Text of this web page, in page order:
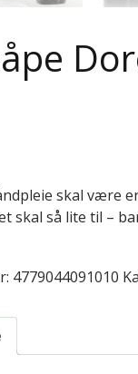
skal være
skal så lite til –
4779044091010